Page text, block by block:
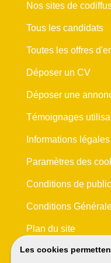
Les cookies
Nos sites de
Tous les candidats
Toutes les offres
Déposer un CV
Déposer une
Témoignages
Informations légales
Paramètres des
Conditions de
Conditions
Plan du site